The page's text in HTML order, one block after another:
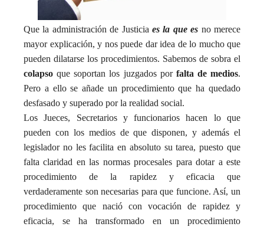
Que la administración de Justicia es la que es no merece
mayor explicación, y nos puede dar idea de lo mucho que
pueden dilatarse los procedimientos. Sabemos de sobra el
colapso que soportan los juzgados por falta de medios.
Pero a ello se añade un procedimiento que ha quedado
desfasado y superado por la realidad social.
Los Jueces, Secretarios y funcionarios hacen lo que
pueden con los medios de que disponen, y además el
legislador no les facilita en absoluto su tarea, puesto que
falta claridad en las normas procesales para dotar a este
procedimiento de la rapidez y eficacia que
verdaderamente son necesarias para que funcione. Así, un
procedimiento que nació con vocación de rapidez y
eficacia, se ha transformado en un procedimiento